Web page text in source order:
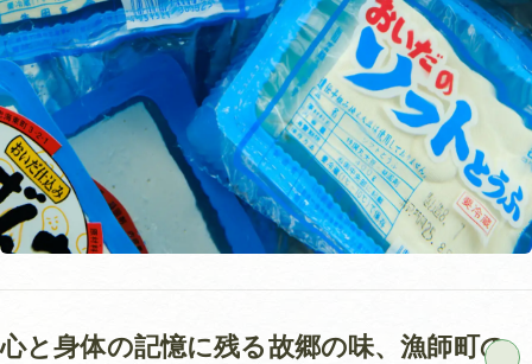
心と身体の記憶に残る故郷の味、漁師町の